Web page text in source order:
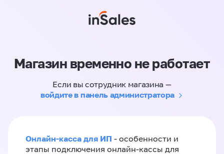
Магазин временно не работает
Если вы сотрудник магазина —
войдите в панель администратора
Онлайн-касса для ИП - особенности и
этапы подключения онлайн-кассы для